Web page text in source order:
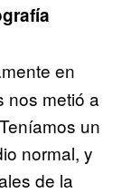
en
nos metió a
un
normal, y
de la